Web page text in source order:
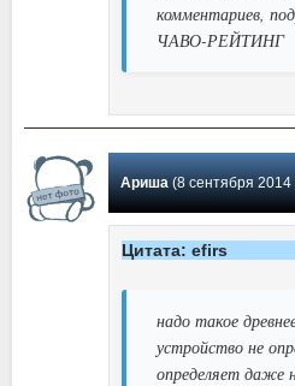
комментариев,
ЧАВО-РЕЙТИНГ
Ариша(8 сентября 2014 18:11)
Цитата: efirs
надо такое
устройство не
определяет даже